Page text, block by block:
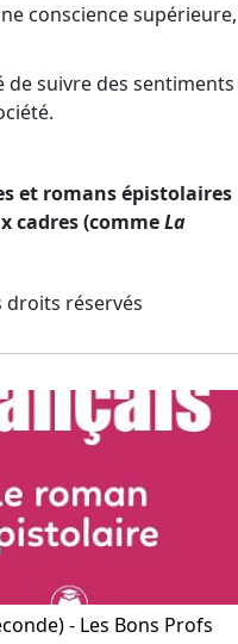
conscience supérieure,
de suivre des sentiments
et romans épistolaires
cadres (commeLa
droits réservés
- Les Bons Profs